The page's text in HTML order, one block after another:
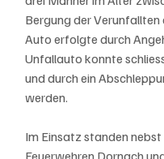
Bergung der
Auto erfolgte durch
Unfallauto konnte
und durch ein
werden.
Im Einsatz standen